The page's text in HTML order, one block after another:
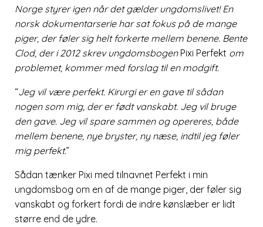
Norge styrer igen når det gælder ungdomslivet! En
norsk dokumentarserie har sat fokus på de mange
piger, der føler sig helt forkerte mellem benene. Bente
Clod, der i 2012 skrev ungdomsbogen Pixi Perfekt om
problemet, kommer med forslag til en modgift.
“Jeg vil være perfekt. Kirurgi er en gave til sådan
nogen som mig, der er født vanskabt. Jeg vil bruge
den gave. Jeg vil spare sammen og opereres, både
mellem benene, nye bryster, ny næse, indtil jeg føler
mig perfekt.”
Sådan tænker Pixi med tilnavnet Perfekt i min
ungdomsbog om en af de mange piger, der føler sig
vanskabt og forkert fordi de indre kønslæber er lidt
større end de ydre.